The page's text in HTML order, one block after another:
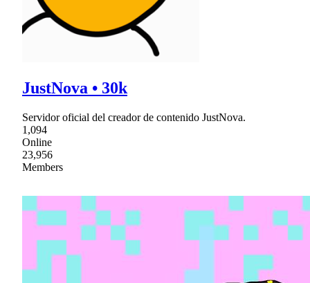
JustNova • 30k
Servidor oficial del creador de contenido JustNova.
1,094
Online
23,956
Members